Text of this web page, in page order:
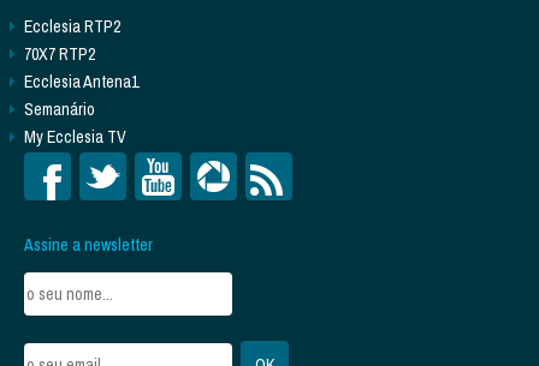
Ecclesia RTP2
70X7 RTP2
Ecclesia Antena1
Semanário
My Ecclesia TV
Assine a newsletter